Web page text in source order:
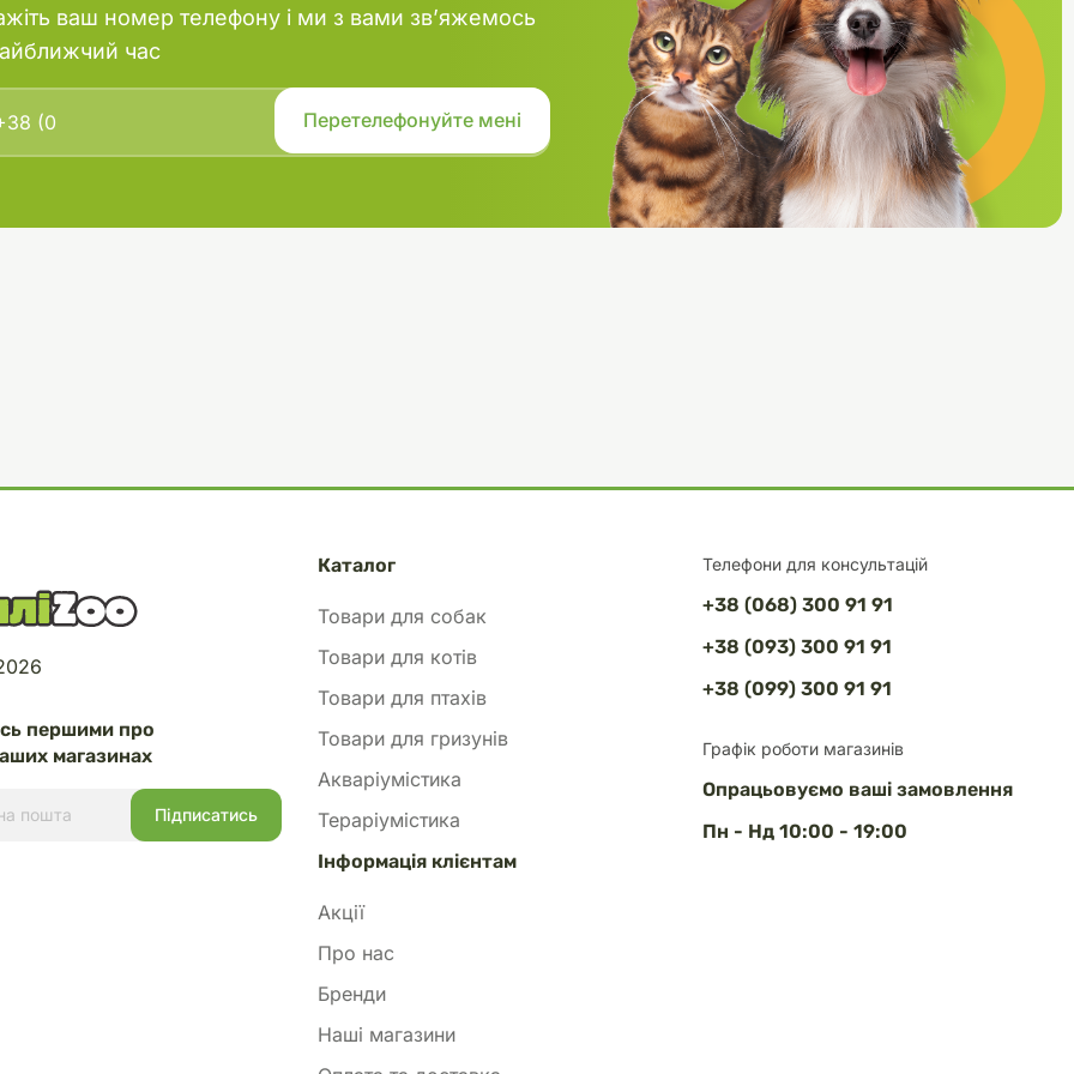
ваш номер телефону і ми з вами зв’яжемось
час
Телефони для консультацій
+38 (068) 300 91 91
+38 (093) 300 91 91
+38 (099) 300 91 91
Графік роботи магазинів
Опрацьовуємо ваші замовлення
Пн - Нд 10:00 - 19:00
першими про
магазинах
Каталог
Товари для собак
Товари для котів
Товари для птахів
Товари для гризунів
Акваріумістика
Тераріумістика
Інформація клієнтам
Акції
Про нас
Бренди
Наші магазини